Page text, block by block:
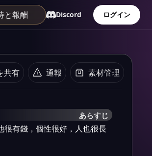
と報酬 Discord ログイン
共有 通報 素材管理
あらすじ
很有錢，個性很好，人也很長